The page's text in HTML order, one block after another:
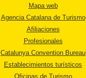
Mapa web
Agencia Catalana de Turismo
Afiliaciones
Profesionales
Catalunya Convention Bureau
Establecimientos turísticos
Oficinas de Turismo